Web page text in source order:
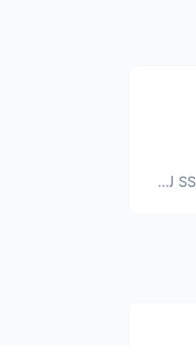
احصل على جميع التفاصيل الممكنة حول شهادة SSL لمضيف ما.